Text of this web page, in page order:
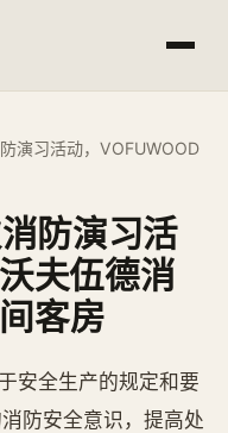
演习活动，VOFUWOOD
防演习活
夫伍德消
客房
安全生产的规定和要
防安全意识，提高处